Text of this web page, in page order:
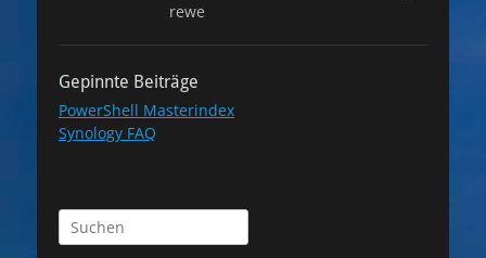
rewe
Gepinnte Beiträge
PowerShell Masterindex
Synology FAQ
Suchen
nach: